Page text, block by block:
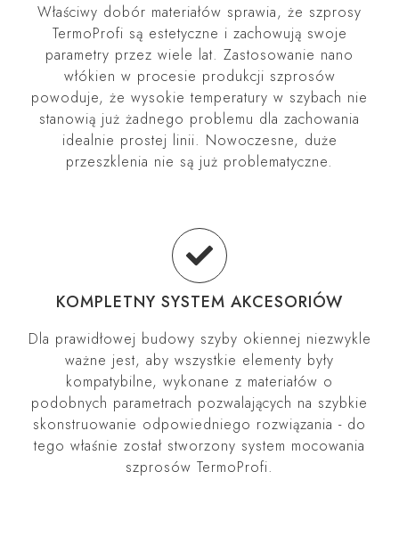
Właściwy dobór materiałów sprawia, że szprosy
TermoProfi są estetyczne i zachowują swoje
parametry przez wiele lat. Zastosowanie nano
włókien w procesie produkcji szprosów
powoduje, że wysokie temperatury w szybach nie
stanowią już żadnego problemu dla zachowania
idealnie prostej linii. Nowoczesne, duże
przeszklenia nie są już problematyczne.
KOMPLETNY SYSTEM AKCESORIÓW
Dla prawidłowej budowy szyby okiennej niezwykle
ważne jest, aby wszystkie elementy były
kompatybilne, wykonane z materiałów o
podobnych parametrach pozwalających na szybkie
skonstruowanie odpowiedniego rozwiązania - do
tego właśnie został stworzony system mocowania
szprosów TermoProfi.